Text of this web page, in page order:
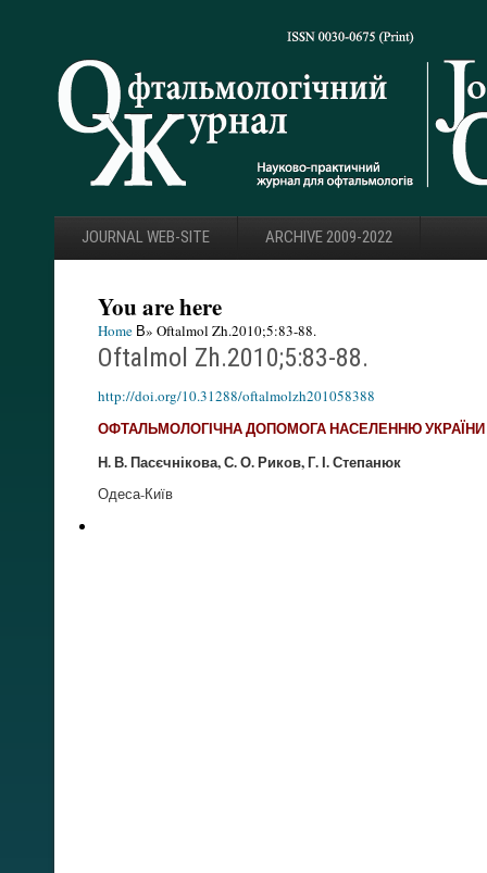
JOURNAL WEB-SITE ARCHIVE 2009-2022
You are here
Home В» Oftalmol Zh.2010;5:83-88.
Oftalmol Zh.2010;5:83-88.
http://doi.org/10.31288/oftalmolzh201058388
ОФТАЛЬМОЛОГІЧНА ДОПОМОГА НАСЕЛЕННЮ УКРАЇНИ
Н. В. Пасєчнікова, С. О. Риков, Г. І. Степанюк
Одеса-Київ